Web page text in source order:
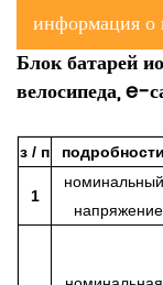
информация о
Блок батарей
велосипеда, e-
з / п подробности
1
номинальный
напряжение